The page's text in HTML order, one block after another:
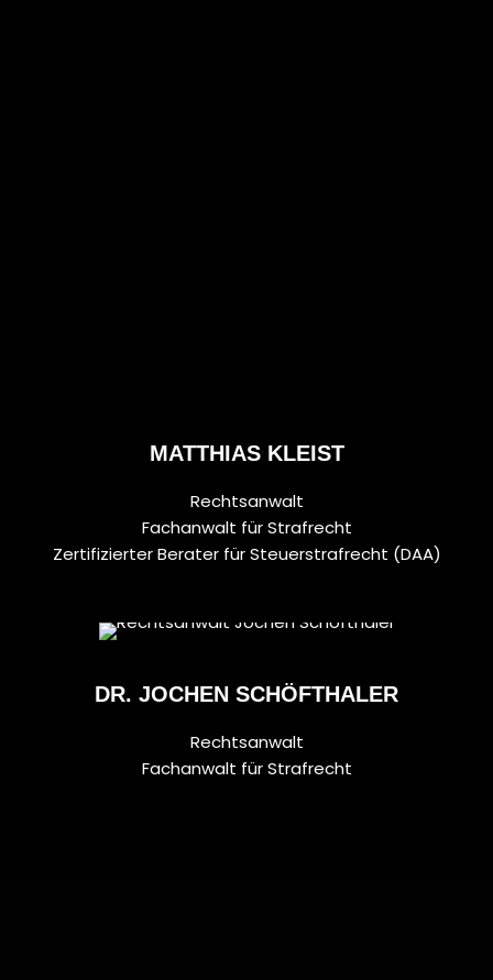
MATTHIAS KLEIST
Rechtsanwalt
Fachanwalt für Strafrecht
Zertifizierter Berater für Steuerstrafrecht (DAA)
DR. JOCHEN SCHÖFTHALER
Rechtsanwalt
Fachanwalt für Strafrecht